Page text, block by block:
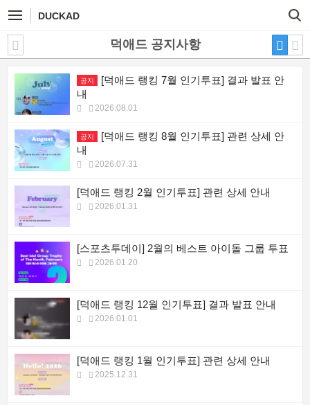
DUCKAD
덕애드 공지사항
공지
[덕애드 랭킹 7월 인기투표] 결과 발표 안
내
2026.08.01
공지
[덕애드 랭킹 8월 인기투표] 관련 상세 안
내
2026.07.31
[덕애드 랭킹 2월 인기투표] 관련 상세 안내
2026.01.31
[스포츠투데이] 2월의 베스트 아이돌 그룹 투표
2026.01.20
[덕애드 랭킹 12월 인기투표] 결과 발표 안내
2026.01.01
[덕애드 랭킹 1월 인기투표] 관련 상세 안내
2025.12.31